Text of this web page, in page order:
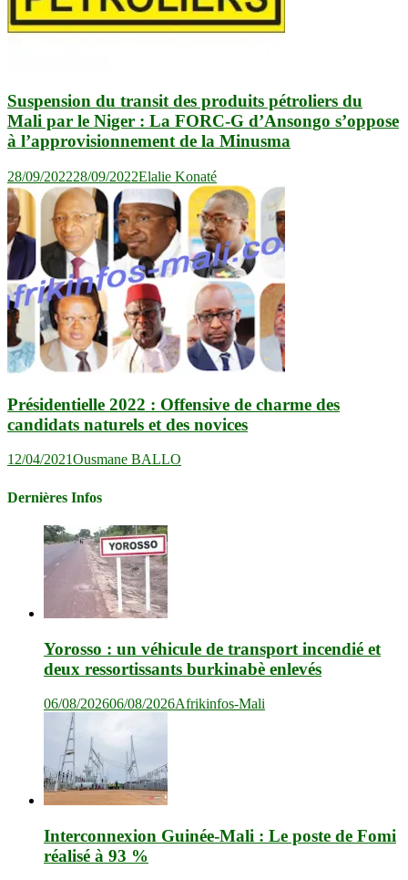
Suspension du transit des produits pétroliers du
Mali par le Niger : La FORC-G d’Ansongo s’oppose
à l’approvisionnement de la Minusma
28/09/202228/09/2022Elalie Konaté
Présidentielle 2022 : Offensive de charme des
candidats naturels et des novices
12/04/2021Ousmane BALLO
Dernières Infos
Yorosso : un véhicule de transport incendié et
deux ressortissants burkinabè enlevés
06/08/202606/08/2026Afrikinfos-Mali
Interconnexion Guinée-Mali : Le poste de Fomi
réalisé à 93 %